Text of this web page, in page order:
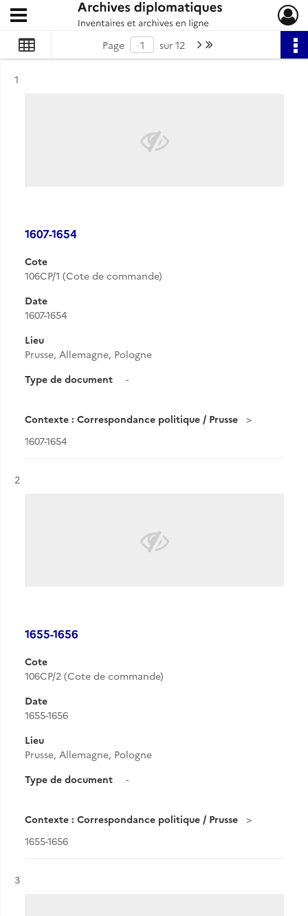
Archives diplomatiques
Ouvrir le menu déroulant
Page sur 12 Page suivante : 1/12
Résultat n°
1
1607-1654
Cote
106CP/1 (Cote de commande)
Date
1607-1654
Lieu
Prusse, Allemagne, Pologne
Type de document
-
Contexte : Correspondance politique / Prusse
1607-1654
Résultat n°
2
1655-1656
Cote
106CP/2 (Cote de commande)
Date
1655-1656
Lieu
Prusse, Allemagne, Pologne
Type de document
-
Contexte : Correspondance politique / Prusse
1655-1656
Résultat n°
3